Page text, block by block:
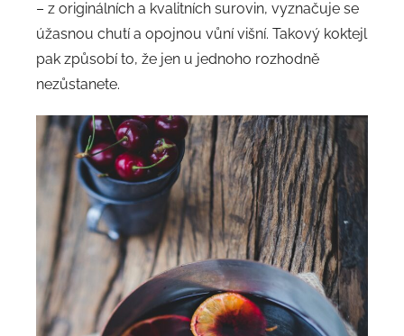
– z originálních a kvalitních surovin, vyznačuje se
úžasnou chutí a opojnou vůní višní. Takový koktejl
pak způsobí to, že jen u jednoho rozhodně
nezůstanete.